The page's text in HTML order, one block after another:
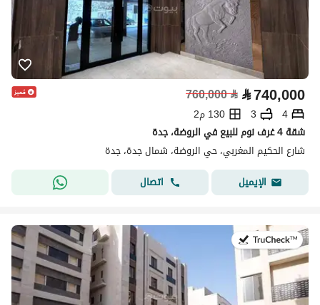
⃁740,000
⃁
760,000
4
3
130 م2
شقة 4 غرف نوم للبيع في الروضة، جدة
شارع الحكيم المغربي، حي الروضة، شمال جدة، جدة
الإيميل
اتصال